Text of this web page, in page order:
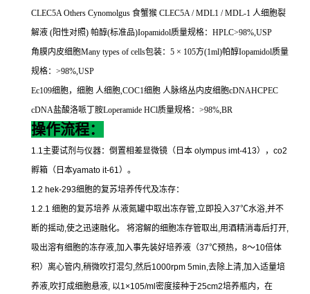
CLEC5A Others Cynomolgus 食蟹猴 CLEC5A / MDL1 / MDL-1 人细胞裂
解液 (阳性对照) 帕醇(标准品)Iopamidol质量规格： HPLC>98%,USP
角膜内皮细胞Many types of cells包装： 5 × 105方(1ml)帕醇Iopamidol质量
规格： >98%,USP
Ec109细胞，细胞 人细胞,COC1细胞 人脉络丛内皮细胞cDNAHCPEC
cDNA盐酸洛哌丁胺Loperamide HCl质量规格： >98%,BR
操作流程：
1.1主要试剂与仪器：倒置相差显微镜（日本 olympus imt-413）， co2
孵箱（日本yamato it-61）。
1.2 hek-293细胞的复苏培养传代及冻存：
1.2.1 细胞的复苏培养 从液氮罐中取出冻存管,立即投入37℃水浴,并不
断的摇动,使之迅速融化。 将溶解的细胞冻存管取出,用酒精消毒后打开,
吸出溶有细胞的冻存液,加入事先装好培养液（37℃预热， 8～10倍体
积）离心管内,稍微吹打混匀,然后1000rpm 5min,去除上清,加入适量培
养液,吹打成细胞悬液, 以1×105/ml 密度接种于25cm2培养瓶内，在